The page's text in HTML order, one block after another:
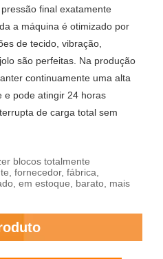
final exatamente
a máquina é otimizado por
de tecido, vibração,
são perfeitas. Na produção
continuamente uma alta
e pode atingir 24 horas
de carga total sem
blocos totalmente
fornecedor, fábrica,
em estoque, barato, mais